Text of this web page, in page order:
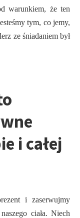
warunkiem, że ten
tym, co jemy,
ze śniadaniem był
i całej
i zaserwujmy
ciała. Niech